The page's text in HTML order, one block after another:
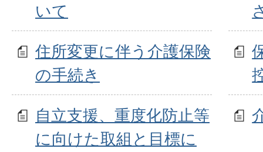
いて
住所変更に伴う介護保険
の手続き
自立支援、重度化防止等
に向けた取組と目標に